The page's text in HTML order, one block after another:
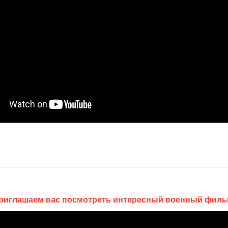
вас посмотреть интересный военный